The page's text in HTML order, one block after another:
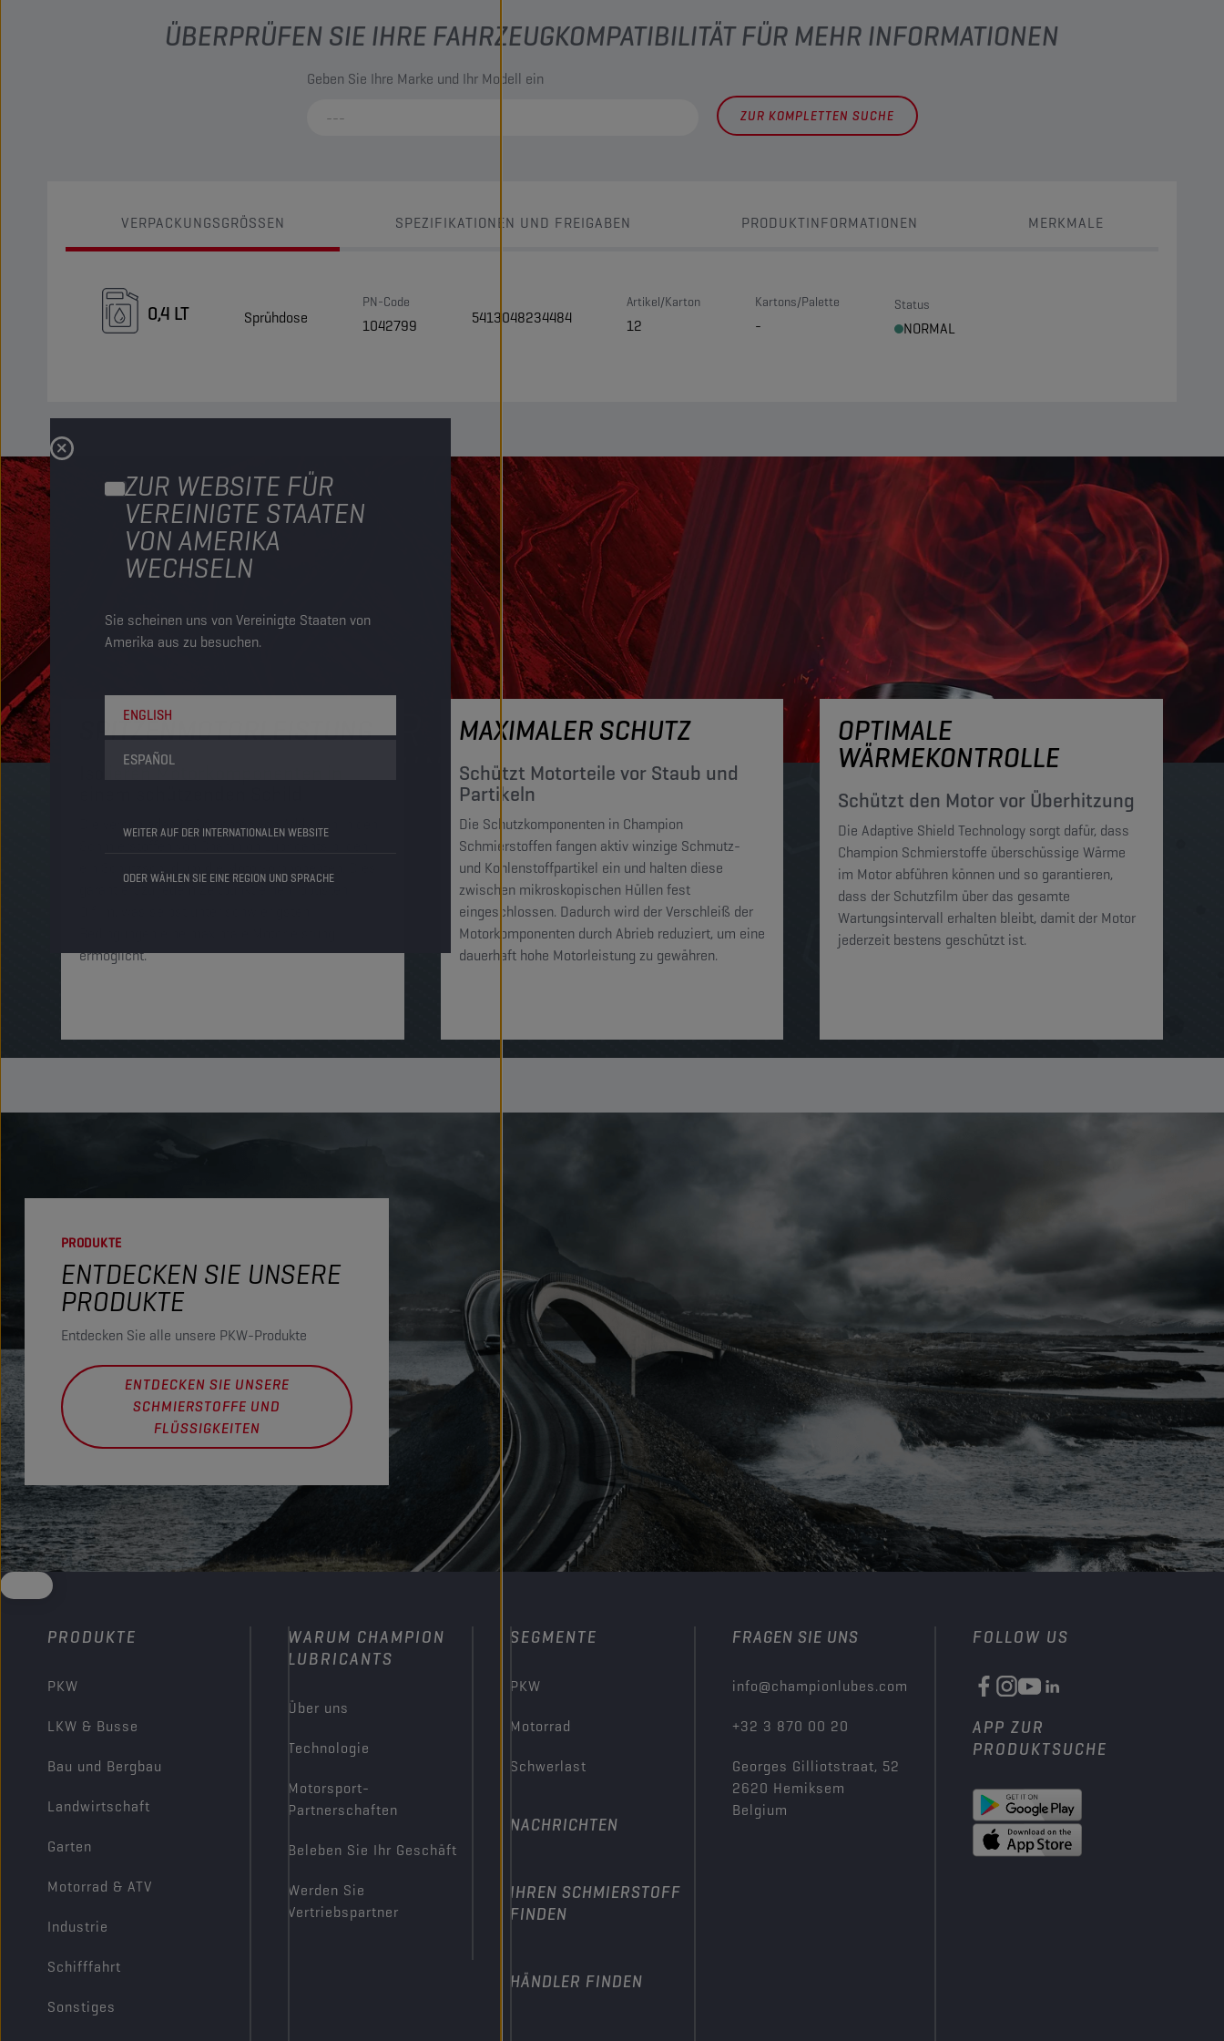
ZUR WEBSITE FÜR
VEREINIGTE STAATEN
VON AMERIKA
WECHSELN
Sie scheinen uns von Vereinigte Staaten von
Amerika aus zu besuchen.
ENGLISH
ESPAÑOL
WEITER AUF DER INTERNATIONALEN WEBSITE
ODER WÄHLEN SIE EINE REGION UND SPRACHE
ÜBERPRÜFEN SIE IHRE FAHRZEUGKOMPATIBILITÄT FÜR MEHR INFORMATIONEN
Geben Sie Ihre Marke und Ihr Modell ein
ZUR KOMPLETTEN SUCHE
VERPACKUNGSGRÖSSEN SPEZIFIKATIONEN UND FREIGABEN PRODUKTINFORMATIONEN MERKMALE
0,4 LT Sprühdose
PN-Code
1042799 5413048234484
Artikel/Karton
12
Kartons/Palette
-
Status
NORMAL
SPITZENMOTORLEISTUNG
Isolieren Motorkomponenten in
Die verschiedenen Schichten von Additiven in den
ein Schutzschild um die Motorkomponenten. Dies
ermöglicht.
MAXIMALER SCHUTZ
Schützt Motorteile vor Staub und
Partikeln
Die Schutzkomponenten in Champion
Schmierstoffen fangen aktiv winzige Schmutz-
und Kohlenstoffpartikel ein und halten diese
zwischen mikroskopischen Hüllen fest
eingeschlossen. Dadurch wird der Verschleiß der
Motorkomponenten durch Abrieb reduziert, um eine
dauerhaft hohe Motorleistung zu gewähren.
OPTIMALE
WÄRMEKONTROLLE
Schützt den Motor vor Überhitzung
Die Adaptive Shield Technology sorgt dafür, dass
Champion Schmierstoffe überschüssige Wärme
im Motor abführen können und so garantieren,
dass der Schutzfilm über das gesamte
Wartungsintervall erhalten bleibt, damit der Motor
jederzeit bestens geschützt ist.
PRODUKTE
ENTDECKEN SIE UNSERE
PRODUKTE
Entdecken Sie alle unsere PKW-Produkte
ENTDECKEN SIE UNSERE
SCHMIERSTOFFE UND
FLÜSSIGKEITEN
PRODUKTE
PKW
LKW & Busse
Bau und Bergbau
Landwirtschaft
Garten
Motorrad & ATV
Industrie
Schifffahrt
Sonstiges
WARUM CHAMPION
LUBRICANTS
Über uns
Technologie
Motorsport-
Partnerschaften
Beleben Sie Ihr Geschäft
Werden Sie
Vertriebspartner
SEGMENTE
PKW
Motorrad
Schwerlast
NACHRICHTEN
IHREN SCHMIERSTOFF
FINDEN
HÄNDLER FINDEN
FRAGEN SIE UNS
info@championlubes.com
+32 3 870 00 20
Georges Gilliotstraat, 52
2620 Hemiksem
Belgium
FOLLOW US
APP ZUR
PRODUKTSUCHE